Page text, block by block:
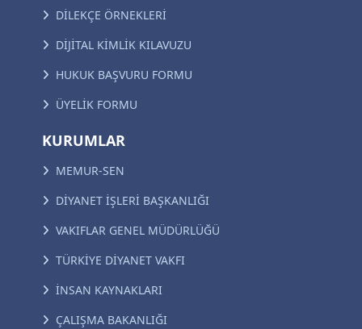
DİLEKÇE ÖRNEKLERİ
DİJİTAL KİMLİK KILAVUZU
HUKUK BAŞVURU FORMU
ÜYELİK FORMU
KURUMLAR
MEMUR-SEN
DİYANET İŞLERİ BAŞKANLIĞI
VAKIFLAR GENEL MÜDÜRLÜĞÜ
TÜRKİYE DİYANET VAKFI
İNSAN KAYNAKLARI
ÇALIŞMA BAKANLIĞI